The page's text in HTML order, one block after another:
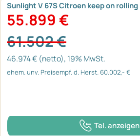
Sunlight V 67S Citroen keep on rolling
55.899 €
61.502 €
46.974 € (netto), 19% MwSt.
ehem. unv. Preisempf. d. Herst. 60.002,- €
Tel. anzeigen